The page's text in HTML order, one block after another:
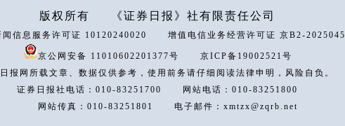
版权所有 《证券日报》社有限责任公司
闻信息服务许可证 10120240020 增值电信业务经营许可证 京B2-
京公网安备 11010602201377号
京ICP备19002521号
报网所载文章、数据仅供参考，使用前务请仔细阅读法律申明，风险自负。
证券日报社电话：010-83251700
网站电话：010-83251800
网站传真：010-83251801
电子邮件：xmtzx@zqrb.net